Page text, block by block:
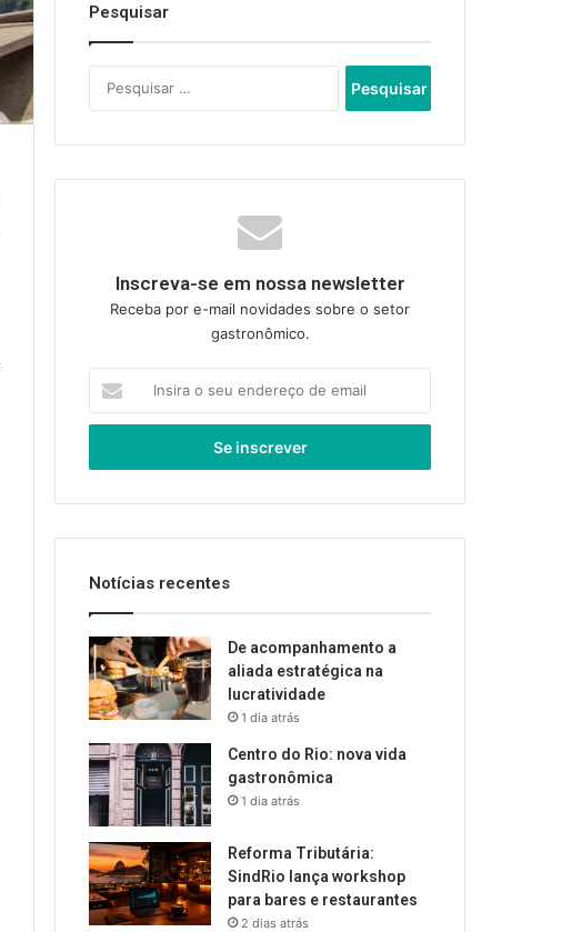
Pesquisar
por:
Inscreva-se em nossa newsletter
Receba por e-mail novidades sobre o setor
gastronômico.
seu
de
Notícias recentes
De acompanhamento a
aliada estratégica na
lucratividade
1 dia atrás
Centro do Rio: nova vida
gastronômica
1 dia atrás
Reforma Tributária:
SindRio lança workshop
para bares e restaurantes
2 dias atrás